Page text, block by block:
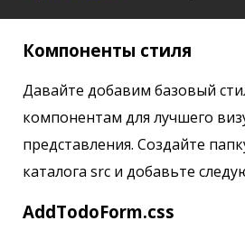
Компоненты стиля
Давайте добавим базовый
компонентам для лучшего
представления. Создайте
каталога src и добавьте
AddTodoForm.css